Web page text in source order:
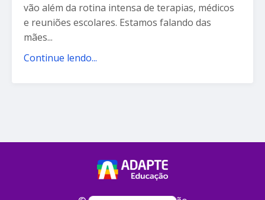
vão além da rotina intensa de terapias, médicos
e reuniões escolares. Estamos falando das
mães...
Continue lendo...